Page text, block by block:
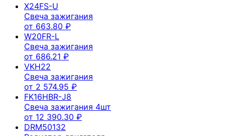
X24FS-U
Свеча зажигания
от 663.80 ₽
W20FR-L
Свеча зажигания
от 686.21 ₽
VKH22
Свеча зажигания
от 2 574.95 ₽
FK16HBR-J8
Свеча зажигания 4шт
от 12 390.30 ₽
DRM50132